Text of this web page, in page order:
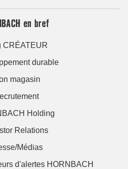
en bref
CRÉATEUR
durable
magasin
Holding
Relations
Médias
d'alertes HORNBACH